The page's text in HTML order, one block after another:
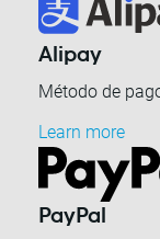
Alipay
Método de
Learn more
PayPal